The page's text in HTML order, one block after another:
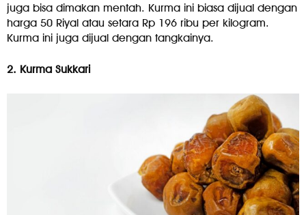
juga bisa dimakan mentah. Kurma ini biasa dijual dengan
harga 50 Riyal atau setara Rp 196 ribu per kilogram.
Kurma ini juga dijual dengan tangkainya.
2. Kurma Sukkari